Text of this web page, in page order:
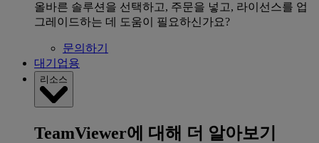
올바른 솔루션을 선택하고, 주문을 넣고, 라이선스를 업
그레이드하는 데 도움이 필요하신가요?
문의하기
대기업용
리소스
TeamViewer에 대해 더 알아보기